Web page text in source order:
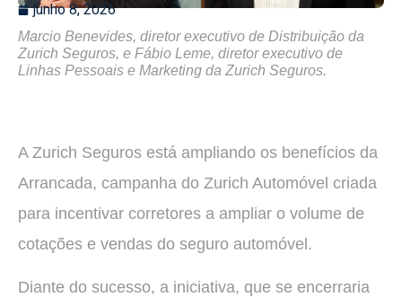
junho 8, 2026
Marcio Benevides, diretor executivo de Distribuição da
Zurich Seguros, e Fábio Leme, diretor executivo de
Linhas Pessoais e Marketing da Zurich Seguros.
A Zurich Seguros está ampliando os benefícios da
Arrancada, campanha do Zurich Automóvel criada
para incentivar corretores a ampliar o volume de
cotações e vendas do seguro automóvel.
Diante do sucesso, a iniciativa, que se encerraria